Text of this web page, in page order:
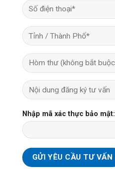
Nhập mã xác thực bảo mật: